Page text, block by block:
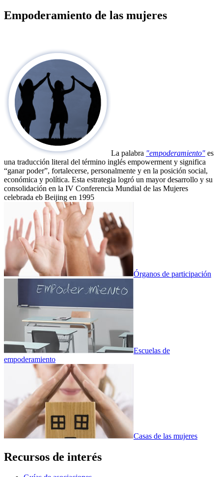
Empoderamiento de las mujeres
La palabra "empoderamiento" es
una traducción literal del término inglés empowerment y significa
“ganar poder”, fortalecerse, personalmente y en la posición social,
económica y política. Esta estrategia logró un mayor desarrollo y su
consolidación en la IV Conferencia Mundial de las Mujeres
celebrada eb Beijing en 1995
Órganos de participación
Escuelas de
empoderamiento
Casas de las mujeres
Recursos de interés